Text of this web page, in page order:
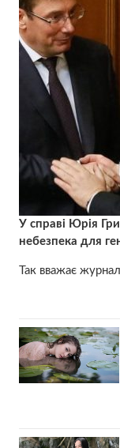
У справі Юрія
небезпека для
Так вважає